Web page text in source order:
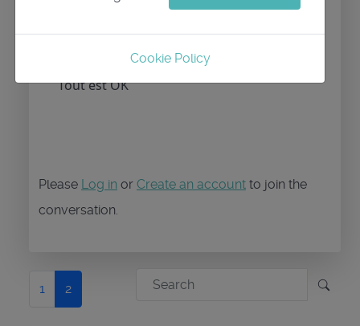
Si on prend la 1ere ligne ca donne 315.41
- 156.74 = 158.67, la valeur que l'on
retrouve dans CTW et COG
Tout est OK
Please Log in or Create an account to join the
conversation.
1 2
Cookie Policy